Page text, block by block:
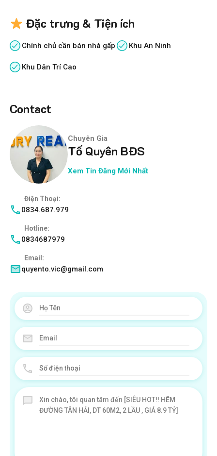
Đặc trưng & Tiện ích
Chính chủ cần bán nhà gấp Khu An Ninh
Khu Dân Trí Cao
Contact
Chuyên Gia
Tố Quyên BĐS
Xem Tin Đăng Mới Nhất
Điện Thoại:
0834.687.979
Hotline:
0834687979
Email:
quyento.vic@gmail.com